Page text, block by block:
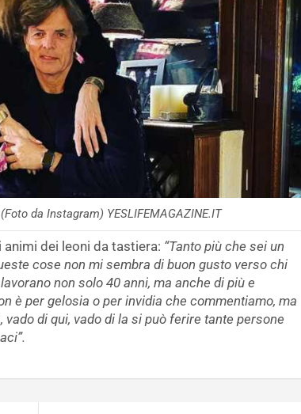
da Instagram) YESLIFEMAGAZINE.IT
dei leoni da tastiera: “Tanto più che sei un
cose non mi sembra di buon gusto verso chi
non solo 40 anni, ma anche di più e
è per gelosia o per invidia che commentiamo, ma
di qui, vado di la si può ferire tante persone